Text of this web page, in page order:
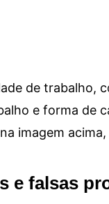
de trabalho,
e forma de
imagem
e falsas